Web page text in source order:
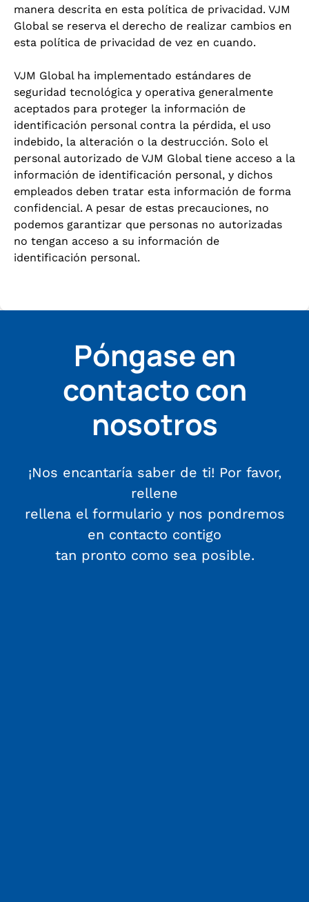
manera descrita en esta política de privacidad. VJM
Global se reserva el derecho de realizar cambios en
esta política de privacidad de vez en cuando.
VJM Global ha implementado estándares de
seguridad tecnológica y operativa generalmente
aceptados para proteger la información de
identificación personal contra la pérdida, el uso
indebido, la alteración o la destrucción. Solo el
personal autorizado de VJM Global tiene acceso a la
información de identificación personal, y dichos
empleados deben tratar esta información de forma
confidencial. A pesar de estas precauciones, no
podemos garantizar que personas no autorizadas
no tengan acceso a su información de
identificación personal.
Póngase en
contacto con
nosotros
¡Nos encantaría saber de ti! Por favor,
rellene
rellena el formulario y nos pondremos
en contacto contigo
tan pronto como sea posible.